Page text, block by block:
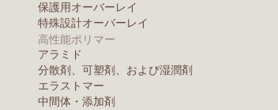
保護用オーバーレイ
特殊設計オーバーレイ
高性能ポリマー
アラミド
分散剤、可塑剤、および湿潤剤
エラストマー
中間体・添加剤